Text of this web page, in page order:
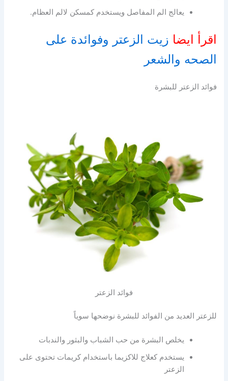
يعالج الم المفاصل ويستخدم كمسكن لالم العظام.
اقرأ ايضا زيت الزعتر وفوائدة على
الصحه والشعر
فوائد الزعتر للبشرة
فوائد الزعتر
للزعتر العديد من الفوائد للبشرة نوضحها سوياً
يخلص البشرة من حب الشباب والبثور والندبات
يستخدم كعلاج للاكزيما باستخدام كريمات تحتوى على
الزعتر